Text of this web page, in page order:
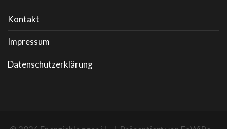
Kontakt
Impressum
Datenschutzerklärung